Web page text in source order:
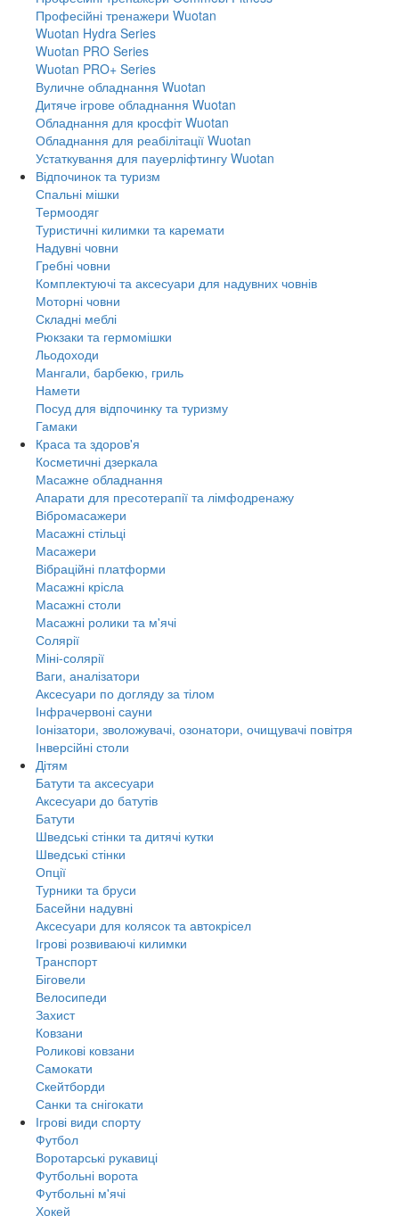
Професійні тренажери Wuotan
Wuotan Hydra Series
Wuotan PRO Series
Wuotan PRO+ Series
Вуличне обладнання Wuotan
Дитяче ігрове обладнання Wuotan
Обладнання для кросфіт Wuotan
Обладнання для реабілітації Wuotan
Устаткування для пауерліфтингу Wuotan
Відпочинок та туризм
Спальні мішки
Термоодяг
Туристичні килимки та каремати
Надувні човни
Гребні човни
Комплектуючі та аксесуари для надувних човнів
Моторні човни
Складні меблі
Рюкзаки та гермомішки
Льодоходи
Мангали, барбекю, гриль
Намети
Посуд для відпочинку та туризму
Гамаки
Краса та здоров'я
Косметичні дзеркала
Масажне обладнання
Апарати для пресотерапії та лімфодренажу
Вібромасажери
Масажні стільці
Масажери
Вібраційні платформи
Масажні крісла
Масажні столи
Масажні ролики та м'ячі
Солярії
Міні-солярії
Ваги, аналізатори
Аксесуари по догляду за тілом
Інфрачервоні сауни
Іонізатори, зволожувачі, озонатори, очищувачі повітря
Інверсійні столи
Дітям
Батути та аксесуари
Аксесуари до батутів
Батути
Шведські стінки та дитячі кутки
Шведські стінки
Опції
Турники та бруси
Басейни надувні
Аксесуари для колясок та автокрісел
Ігрові розвиваючі килимки
Транспорт
Біговели
Велосипеди
Захист
Ковзани
Роликові ковзани
Самокати
Скейтборди
Санки та снігокати
Ігрові види спорту
Футбол
Воротарські рукавиці
Футбольні ворота
Футбольні м'ячі
Хокей